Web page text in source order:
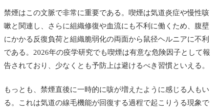
禁煙はこの文脈で非常に重要である。喫煙は気道炎症や慢性咳
嗽と関連し、さらに組織修復や血流にも不利に働くため、腹壁
にかかる反復負荷と組織脆弱化の両面から鼠径ヘルニアに不利
である。2026年の疫学研究でも喫煙は有意な危険因子として報
告されており、少なくとも予防上は避けるべき習慣といえる。
もっとも、禁煙直後に一時的に咳が増えたように感じる人もい
る。これは気道の線毛機能が回復する過程で起こりうる現象で